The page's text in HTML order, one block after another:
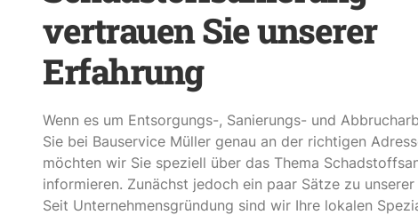
vertrauen Sie unserer
Erfahrung
Wenn es um Entsorgungs-, Sanierungs- und
Sie bei Bauservice Müller genau an der richtigen
möchten wir Sie speziell über das Thema
informieren. Zunächst jedoch ein paar Sätze zu
Seit Unternehmensgründung sind wir Ihre lokalen